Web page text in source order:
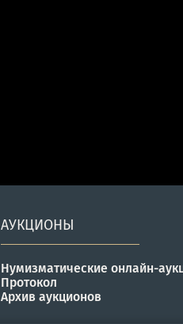
АУКЦИОНЫ
Нумизматические онлайн-
Протокол
Архив аукционов